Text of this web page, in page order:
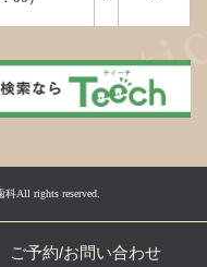
All rights reserved.
ご予約/お問い合わせ